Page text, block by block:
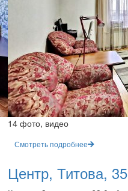
14 фото, видео
Смотреть подробнее
Центр, Титова, 35